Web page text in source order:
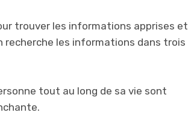
trouver les informations apprises et
recherche les informations dans trois
tout au long de sa vie sont